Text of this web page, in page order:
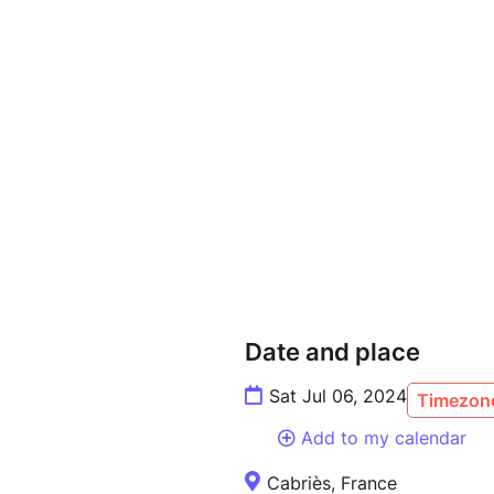
Date and place
Sat Jul 06, 2024
Add to my calendar
Cabriès, France